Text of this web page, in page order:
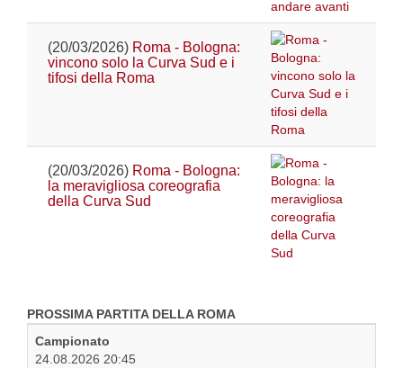
(20/03/2026) Roma - Bologna:
vincono solo la Curva Sud e i
tifosi della Roma
(20/03/2026) Roma - Bologna:
la meravigliosa coreografia
della Curva Sud
PROSSIMA PARTITA DELLA ROMA
Campionato
24.08.2026 20:45